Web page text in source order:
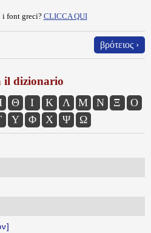
i font greci? CLICCA QUI
βρότειος ›
il dizionario
Θ Ι Κ Λ Μ Ν Ξ
Ο
Υ Φ Χ Ψ Ω